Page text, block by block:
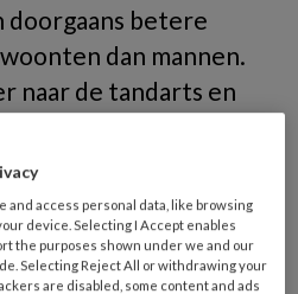
doorgaans betere
dan mannen.
naar de tandarts en
Vrouwen
meer kans op een
door
and access personal data, like browsing
device. Selecting I Accept enables
the purposes shown under we and our
Selecting Reject All or withdrawing your
are disabled, some content and ads